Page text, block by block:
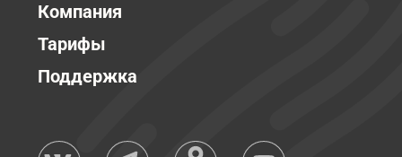
Компания
Тарифы
Поддержка